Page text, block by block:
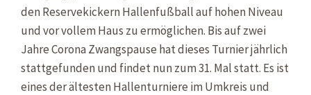
den Reservekickern Hallenfußball auf hohen Niveau
und vor vollem Haus zu ermöglichen. Bis auf zwei
Jahre Corona Zwangspause hat dieses Turnier jährlich
stattgefunden und findet nun zum 31. Mal statt. Es ist
eines der ältesten Hallenturniere im Umkreis und